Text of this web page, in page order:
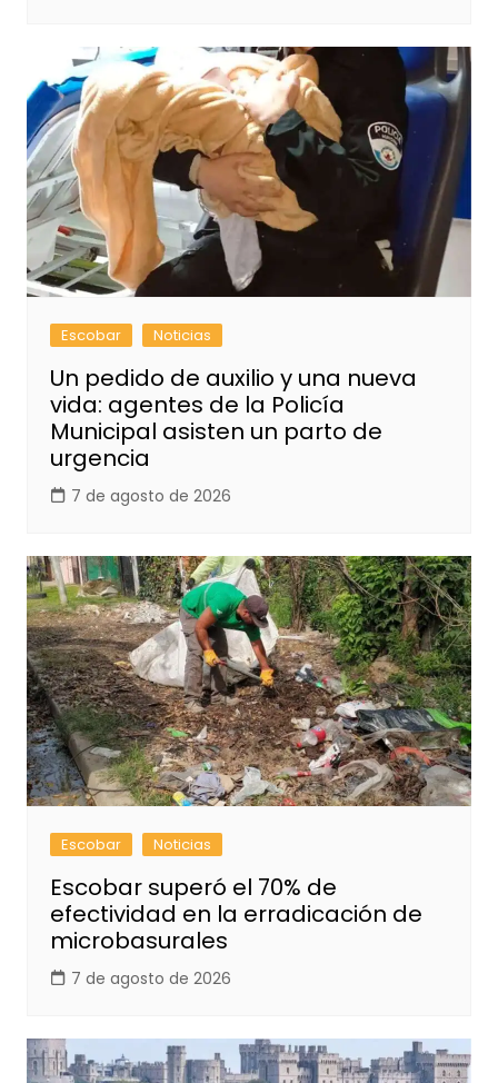
Escobar Noticias
Un pedido de auxilio y una nueva
vida: agentes de la Policía
Municipal asisten un parto de
urgencia
7 de agosto de 2026
Escobar Noticias
Escobar superó el 70% de
efectividad en la erradicación de
microbasurales
7 de agosto de 2026